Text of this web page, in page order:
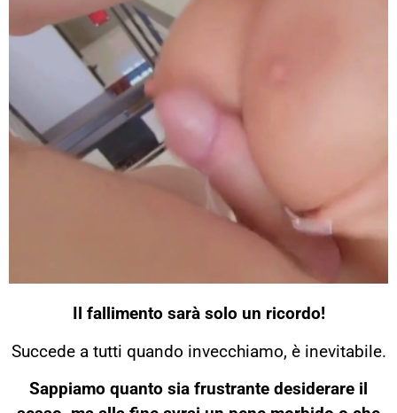
Il fallimento sarà solo un ricordo!
Succede a tutti quando invecchiamo, è inevitabile.
Sappiamo quanto sia frustrante desiderare il